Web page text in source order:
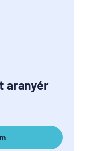
aranyér